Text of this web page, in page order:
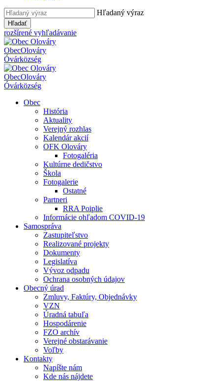
Hľadaný výraz
Hľadať
rozšírené vyhľadávanie
ObecOlováry
Óvárközség
ObecOlováry
Óvárközség
Obec
História
Aktuality
Verejný rozhlas
Kalendár akcií
OFK Olováry
Fotogaléria
Kultúrne dedičstvo
Škola
Fotogalerie
Ostatné
Partneri
RRA Poiplie
Informácie ohľadom COVID-19
Samospráva
Zastupiteľstvo
Realizované projekty
Dokumenty
Legislatíva
Vývoz odpadu
Ochrana osobných údajov
Obecný úrad
Zmluvy, Faktúry, Objednávky
VZN
Úradná tabuľa
Hospodárenie
FZO archív
Verejné obstarávanie
Voľby
Kontakty
Napíšte nám
Kde nás nájdete